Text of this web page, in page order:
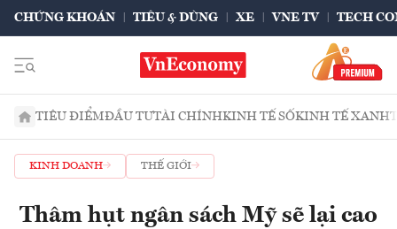
CHỨNG KHOÁN TIÊU & DÙNG XE VNE TV TECH
TIÊU ĐIỂMĐẦU TƯTÀI CHÍNHKINH TẾ SỐKINH TẾ XANH
KINH DOANH THẾ GIỚI
Thâm hụt ngân sách Mỹ sẽ lại cao